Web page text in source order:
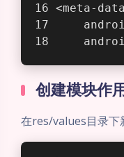
<meta-data
创建模块作
在res/values目录下